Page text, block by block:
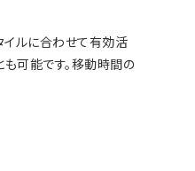
イルに合わせて有効活
可能です。移動時間の